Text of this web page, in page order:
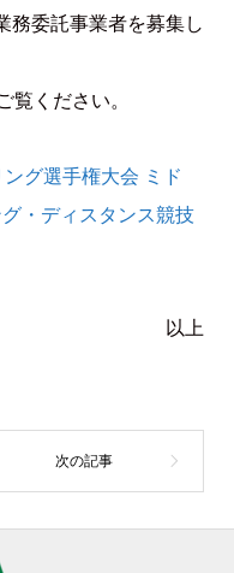
務委託事業者を募集し
ください。
グ選手権大会 ミド
・ディスタンス競技
以上